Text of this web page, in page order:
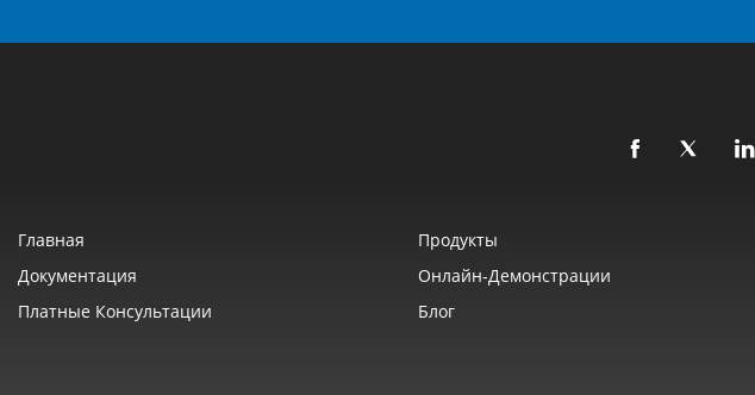
Главная Продукты
Документация
Онлайн‑демонстрации
Платные Консультации
Блог